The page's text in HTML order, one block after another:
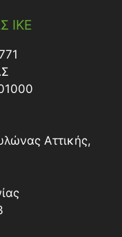
ΙΚΕ
Αττικής,